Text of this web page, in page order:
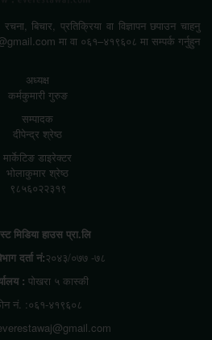
बिचार, प्रतिक्रिया वा विज्ञापन छपाउन चाहनु
मा वा ०६१–४१९६०८ मा सम्पर्क गर्नुहुन
अध्यक्ष
कर्मकुमारी गुरुङ
सम्पादक
दीपेन्द्र श्रेष्ठ
मार्केटिङ डाइरेक्टर
भोलाकुमार श्रेष्ठ
९८५६०२२३१९
मिडिया हाउस प्रा.लि
दर्ता नं:२०४३/०७७ -७८
: पोखरा ५ कास्की
नं. :०६१-४१९६०८